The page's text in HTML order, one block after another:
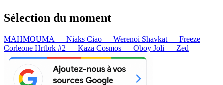
Sélection du moment
MAHMOUMA — Niaks Ciao — Werenoi Shavkat — Freeze
Corleone Hrtbrk #2 — Kaza Cosmos — Oboy Joli — Zed